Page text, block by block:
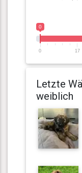
0
0 17
Letzte
weiblich